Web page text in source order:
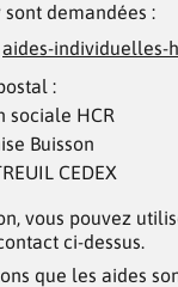
demandées :
aides-individuelles-
:
sociale HCR
Buisson
CEDEX
vous pouvez
ci-dessus.
que les aides